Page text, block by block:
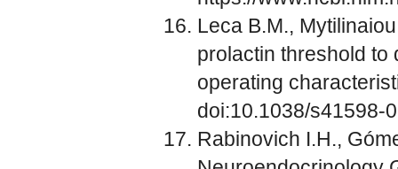
Leca B.M.,
prolactin threshold to
operating
doi:10.1038/s41598-
Rabinovich I.H.,